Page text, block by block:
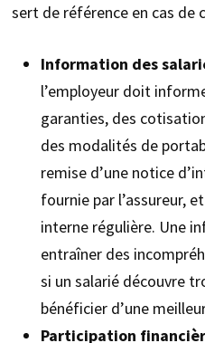
sert de référence en cas
Information des
l’employeur doit
garanties, des
des modalités de
remise d’une notice
fournie par l’assureur,
interne régulière. Une
entraîner des
si un salarié découvre
bénéficier d’une
Participation